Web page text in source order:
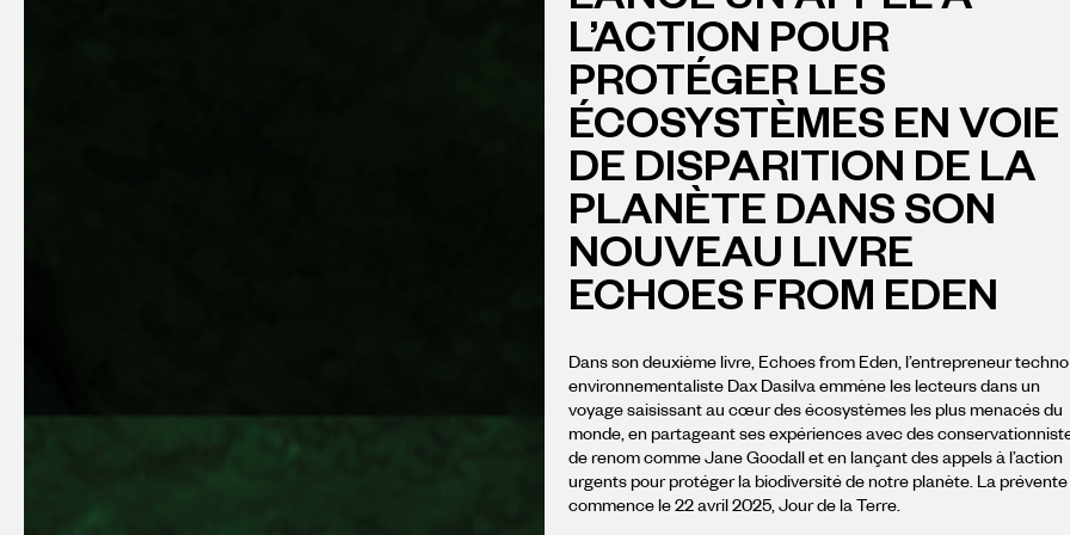
L’ACTION POUR
PROTÉGER LES
ÉCOSYSTÈMES EN VOIE
DE DISPARITION DE LA
PLANÈTE DANS SON
NOUVEAU LIVRE
ECHOES FROM EDEN
Dans son deuxième livre, Echoes from Eden, l’entrepreneur
environnementaliste Dax Dasilva emmène les lecteurs dans un
voyage saisissant au cœur des écosystèmes les plus menacés du
monde, en partageant ses expériences avec des
de renom comme Jane Goodall et en lançant des appels à l’action
urgents pour protéger la biodiversité de notre planète. La prévente
commence le 22 avril 2025, Jour de la Terre.